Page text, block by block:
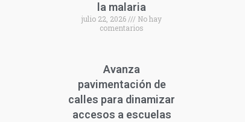
la malaria
julio 22, 2026
No hay
comentarios
Avanza
pavimentación de
calles para dinamizar
accesos a escuelas